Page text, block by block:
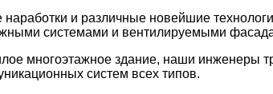
и различные новейшие
системами и вентилируемыми
многоэтажное здание, наши инженеры
систем всех типов.